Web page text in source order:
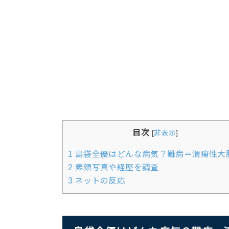
目次 [非表示]
1 島袋全優はどんな病気？難病＝潰瘍性大
2 素顔写真や経歴を調査
3 ネットの反応